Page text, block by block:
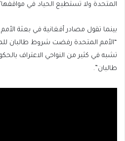
المتحدة ولا تستطيع الحياد في
بينما تقول مصادر أفغانية في بعثة
“الأمم المتحدة رفضت شروط طالبان
تشبه في كثير من النواحي الاعتراف
طالبان”.